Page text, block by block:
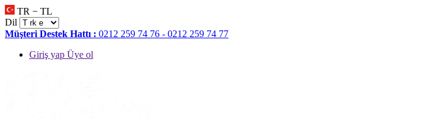
TR − TL
Dil
Müşteri Destek Hattı : 0212 259 74 76 - 0212 259 74 77
Giriş yap Üye ol